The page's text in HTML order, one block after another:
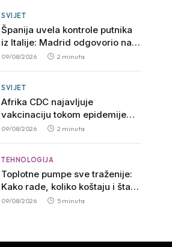
SVIJET
Španija uvela kontrole putnika
iz Italije: Madrid odgovorio na
potez vlade Đorđe Meloni
09/08/2026 2 minuta
SVIJET
Afrika CDC najavljuje
vakcinaciju tokom epidemije
ebole u Kongu
09/08/2026 2 minuta
TEHNOLOGIJA
Toplotne pumpe sve traženije:
Kako rade, koliko koštaju i šta
je potrebno za njihovu ugradnju
09/08/2026 5 minuta